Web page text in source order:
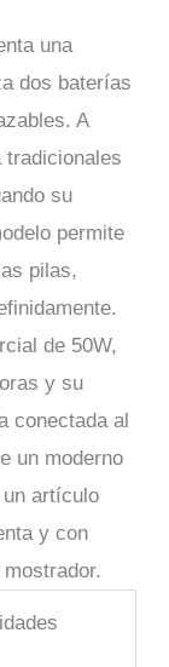
una
dos baterías
A
tradicionales
su
permite
pilas,
de 50W,
y su
conectada al
un moderno
artículo
y con